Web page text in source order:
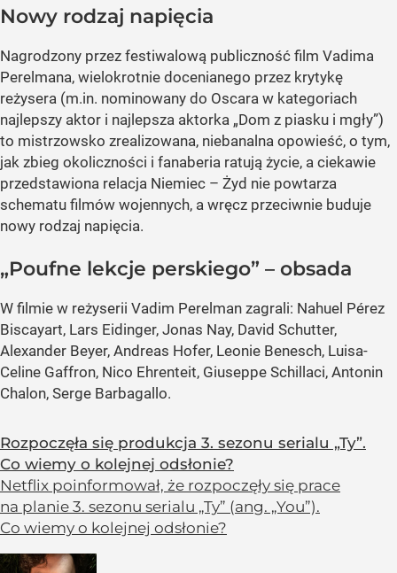
Nowy rodzaj napięcia
Nagrodzony przez festiwalową publiczność film Vadima
Perelmana, wielokrotnie docenianego przez krytykę
reżysera (m.in. nominowany do Oscara w kategoriach
najlepszy aktor i najlepsza aktorka „Dom z piasku i mgły”)
to mistrzowsko zrealizowana, niebanalna opowieść, o tym,
jak zbieg okoliczności i fanaberia ratują życie, a ciekawie
przedstawiona relacja Niemiec – Żyd nie powtarza
schematu filmów wojennych, a wręcz przeciwnie buduje
nowy rodzaj napięcia.
„Poufne lekcje perskiego” – obsada
W filmie w reżyserii Vadim Perelman zagrali: Nahuel Pérez
Biscayart, Lars Eidinger, Jonas Nay, David Schutter,
Alexander Beyer, Andreas Hofer, Leonie Benesch, Luisa-
Celine Gaffron, Nico Ehrenteit, Giuseppe Schillaci, Antonin
Chalon, Serge Barbagallo.
Rozpoczęła się produkcja 3. sezonu serialu „Ty”.
Co wiemy o kolejnej odsłonie?
Netflix poinformował, że rozpoczęły się prace
na planie 3. sezonu serialu „Ty” (ang. „You”).
Co wiemy o kolejnej odsłonie?